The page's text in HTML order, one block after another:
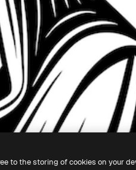
il generatore di immagini IA.
to the storing of cookies on your